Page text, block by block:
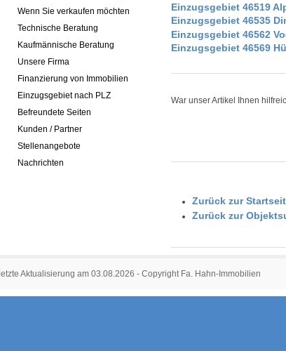
Wenn Sie verkaufen möchten
Technische Beratung
Kaufmännische Beratung
Unsere Firma
Finanzierung von Immobilien
Einzugsgebiet nach PLZ
Befreundete Seiten
Kunden / Partner
Stellenangebote
Nachrichten
Einzugsgebiet 46519
Einzugsgebiet 46535
Einzugsgebiet 46562
Einzugsgebiet 46569
War unser Artikel Ihnen
Zurück zur
Zurück zur
letzte Aktualisierung am 03.08.2026 - Copyright Fa. Hahn-Immobilien